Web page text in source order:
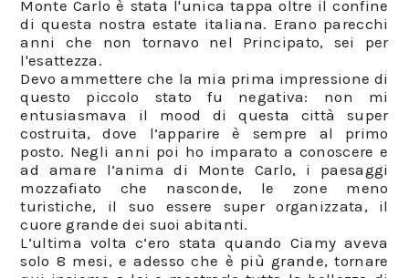
Monte Carlo è stata l'unica tappa oltre il confine
di questa nostra estate italiana. Erano parecchi
anni che non tornavo nel Principato, sei per
l'esattezza.
Devo ammettere che la mia prima impressione di
questo piccolo stato fu negativa: non mi
entusiasmava il mood di questa città super
costruita, dove l’apparire è sempre al primo
posto. Negli anni poi ho imparato a conoscere e
ad amare l’anima di Monte Carlo, i paesaggi
mozzafiato che nasconde, le zone meno
turistiche, il suo essere super organizzata, il
cuore grande dei suoi abitanti.⁣⁣
L’ultima volta c’ero stata quando Ciamy aveva
solo 8 mesi, e adesso che è più grande, tornare